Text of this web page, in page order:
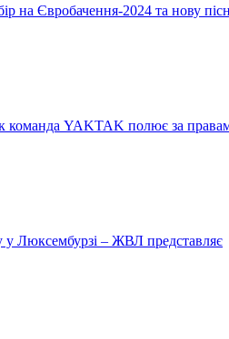
на Євробачення-2024 та нову
команда YAKTAK полює за
у Люксембурзі – ЖВЛ представляє